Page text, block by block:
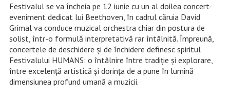
Festivalul se va încheia pe 12 iunie cu un al doilea concert-
eveniment dedicat lui Beethoven, în cadrul căruia David
Grimal va conduce muzical orchestra chiar din postura de
solist, într-o formulă interpretativă rar întâlnită. Împreună,
concertele de deschidere și de închidere definesc spiritul
Festivalului HUMANS: o întâlnire între tradiție și explorare,
între excelență artistică și dorința de a pune în lumină
dimensiunea profund umană a muzicii.